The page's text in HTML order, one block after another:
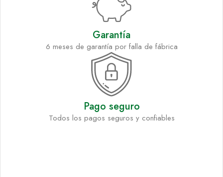
Garantía
6 meses de garantía por falla de fábrica
Pago seguro
Todos los pagos seguros y confiables